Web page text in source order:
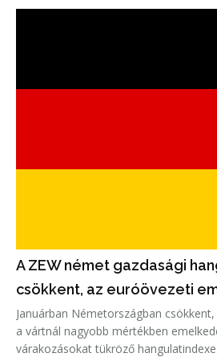
A ZEW német gazdasági
csökkent, az euróövezeti
Januárban Németországban
a vártnál nagyobb mértékben
várakozásokat tükröző